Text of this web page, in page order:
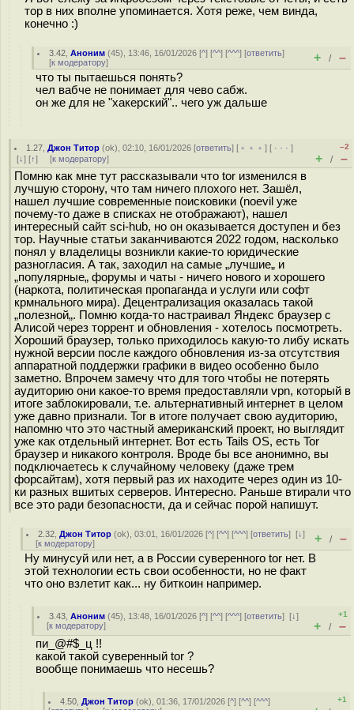
тор в них вполне упоминается. Хотя реже, чем винда,
конечно :)
3.42 ,Аноним (45), 13:46, 16/01/2026 [^] [^^] [^^^] [ответить]
[к модератору] + / –
что ты пытаешься понять?
чел вабче не понимает для чево сабж.
он же для не "хакерский".. чего уж дальше
1.27 ,Джон Титор (ok), 02:10, 16/01/2026 [ответить] [ ﹢﹢﹢] [ · · ·]
[↓] [↑] [к модератору]
–2
+ / –
Помню как мне тут рассказывали что tor изменился в
лучшую сторону, что там ничего плохого нет. Зашёл,
нашел лучшие современные поисковики (noevil уже
почему-то даже в списках не отображают), нашел
интересный сайт sci-hub, но он оказывается доступен и без
тор. Научные статьи заканчиваются 2022 годом, насколько
понял у владелицы возникли какие-то юридические
разногласия. А так, заходил на самые „лучшие„ и
„популярные„ форумы и чаты - ничего нового и хорошего
(наркота, политическая пропаганда и услуги или софт
крмнального мира). Децентрализация оказалась такой
„полезной„. Помню когда-то настраивал Яндекс браузер с
Алисой через торрент и обновления - хотелось посмотреть.
Хороший браузер, только приходилось какую-то либу искать
нужной версии после каждого обновления из-за отсутствия
аппаратной поддержки графики в видео особенно было
заметно. Впрочем замечу что для того чтобы не потерять
аудиторию они какое-то время предоставляли vpn, который в
итоге заблокировали, т.е. альтернативный интернет в целом
уже давно признали. Tor в итоге получает свою аудиторию,
напомню что это частный американский проект, но выглядит
уже как отдельный интернет. Вот есть Tails OS, есть Tor
браузер и никакого контроля. Вроде бы все анонимно, вы
подключаетесь к случайному человеку (даже трем
форсайтам), хотя первый раз их находите через один из 10-
ки разных вшитых серверов. Интересно. Раньше втирали что
все это ради безопасности, да и сейчас порой напишут.
2.32 ,Джон Титор (ok), 03:01, 16/01/2026 [^] [^^] [^^^] [ответить][↓]
[к модератору] + / –
Ну минусуй или нет, а в России суверенного tor нет. В
этой технологии есть свои особенности, но не факт
что оно взлетит как... ну биткоин например.
3.43 ,Аноним (45), 13:48, 16/01/2026 [^] [^^] [^^^] [ответить][↓]
[к модератору]
+1
+ / –
пи_@#$_ц !!
какой такой суверенный tor ?
вообще понимаешь что несешь?
4.50 ,Джон Титор (ok), 01:36, 17/01/2026 [^] [^^] [^^^]
+1